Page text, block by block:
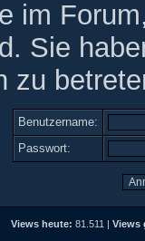
im
Sie
zu
Benutzername:
Passwort:
Views heute: 81.511 | Views